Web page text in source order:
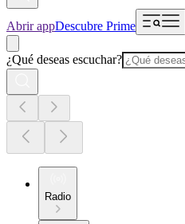
Abrir appDescubre Prime
¿Qué deseas escuchar?
Radio